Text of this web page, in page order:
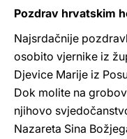
Pozdrav hrvatskim
Najsrdačnije
osobito vjernike iz
Djevice Marije iz
Dok molite na
njihovo
Nazareta Sina